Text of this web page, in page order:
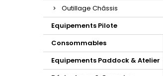
Outillage Châssis
Equipements Pilote
Consommables
Equipements Paddock & Atelier